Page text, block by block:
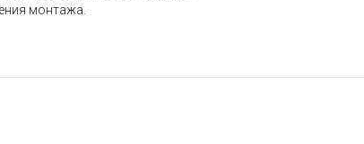
монтажа.